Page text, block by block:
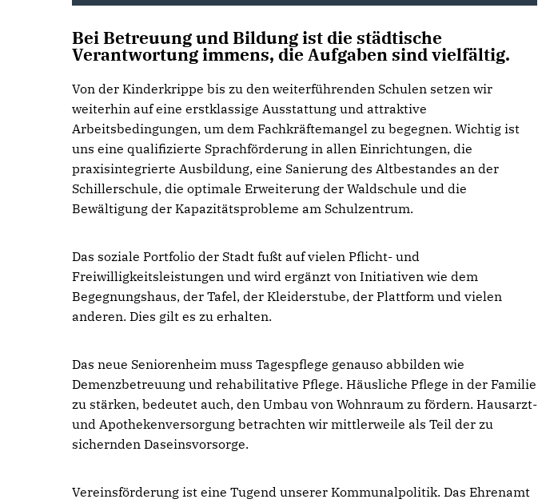
Bei Betreuung und Bildung ist die städtische
Verantwortung immens, die Aufgaben sind vielfältig.
Von der Kinderkrippe bis zu den weiterführenden Schulen setzen wir
weiterhin auf eine erstklassige Ausstattung und attraktive
Arbeitsbedingungen, um dem Fachkräftemangel zu begegnen. Wichtig ist
uns eine qualifizierte Sprachförderung in allen Einrichtungen, die
praxisintegrierte Ausbildung, eine Sanierung des Altbestandes an der
Schillerschule, die optimale Erweiterung der Waldschule und die
Bewältigung der Kapazitätsprobleme am Schulzentrum.
Das soziale Portfolio der Stadt fußt auf vielen Pflicht- und
Freiwilligkeitsleistungen und wird ergänzt von Initiativen wie dem
Begegnungshaus, der Tafel, der Kleiderstube, der Plattform und vielen
anderen. Dies gilt es zu erhalten.
Das neue Seniorenheim muss Tagespflege genauso abbilden wie
Demenzbetreuung und rehabilitative Pflege. Häusliche Pflege in der Familie
zu stärken, bedeutet auch, den Umbau von Wohnraum zu fördern. Hausarzt-
und Apothekenversorgung betrachten wir mittlerweile als Teil der zu
sichernden Daseinsvorsorge.
Vereinsförderung ist eine Tugend unserer Kommunalpolitik. Das Ehrenamt